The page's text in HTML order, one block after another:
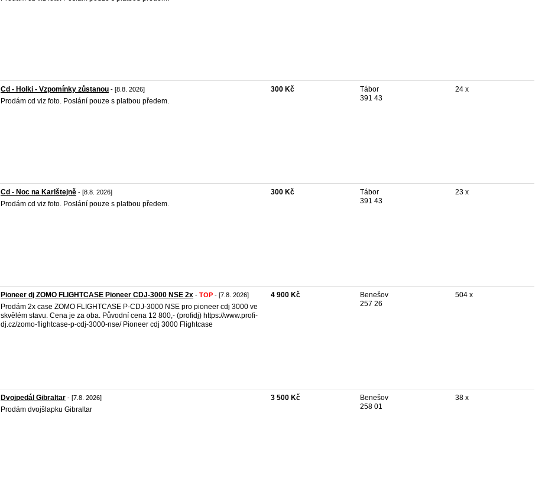
Cd - Holki - Vzpomínky zůstanou - [8.8. 2026]
Prodám cd viz foto. Poslání pouze s platbou předem.
300 Kč
Tábor
391 43
24 x
Cd - Noc na Karlštejně - [8.8. 2026]
Prodám cd viz foto. Poslání pouze s platbou předem.
300 Kč
Tábor
391 43
23 x
Pioneer dj ZOMO FLIGHTCASE Pioneer CDJ-3000 NSE 2x - TOP - [7.8. 2026]
Prodám 2x case ZOMO FLIGHTCASE P-CDJ-3000 NSE pro pioneer cdj 3000 ve
skvělém stavu. Cena je za oba. Původní cena 12 800,- (profidj) https://www.profi-
dj.cz/zomo-flightcase-p-cdj-3000-nse/ Pioneer cdj 3000 Flightcase
4 900 Kč
Benešov
257 26
504 x
Dvojpedál Gibraltar - [7.8. 2026]
Prodám dvojšlapku Gibraltar
3 500 Kč
Benešov
258 01
38 x